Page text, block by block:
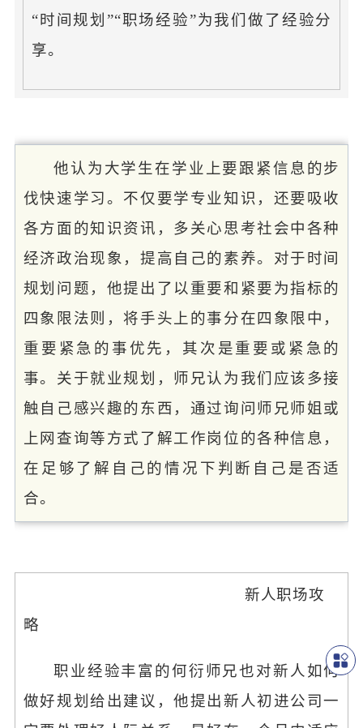
“时间规划”“职场经验”为我们做了经验分
享。
他认为大学生在学业上要跟紧信息的步
伐快速学习。不仅要学专业知识，还要吸收
各方面的知识资讯，多关心思考社会中各种
经济政治现象，提高自己的素养。对于时间
规划问题，他提出了以重要和紧要为指标的
四象限法则，将手头上的事分在四象限中，
重要紧急的事优先，其次是重要或紧急的
事。关于就业规划，师兄认为我们应该多接
触自己感兴趣的东西，通过询问师兄师姐或
上网查询等方式了解工作岗位的各种信息，
在足够了解自己的情况下判断自己是否适
合。
新人职场攻
略
职业经验丰富的何衍师兄也对新人如何
做好规划给出建议，他提出新人初进公司一